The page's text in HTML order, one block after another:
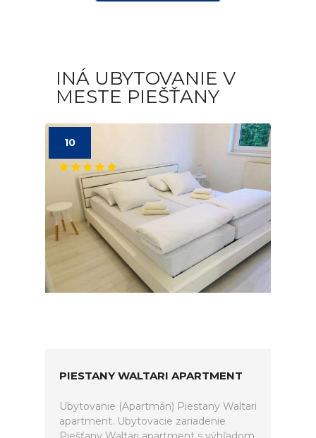
INÁ UBYTOVANIE V
MESTE PIEŠŤANY
10
PIESTANY WALTARI APARTMENT
Ubytovanie (Apartmán) Piestany Waltari
apartment. Ubytovacie zariadenie